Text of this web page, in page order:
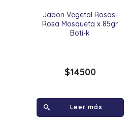
Jabon Vegetal Rosas-
Rosa Mosqueta x 85gr
Boti-k
$14500
Leer más